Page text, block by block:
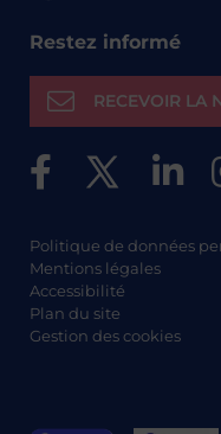
Restez informé
RECEVOIR LA
Politique de données
Mentions légales
Accessibilité
Plan du site
Gestion des cookies